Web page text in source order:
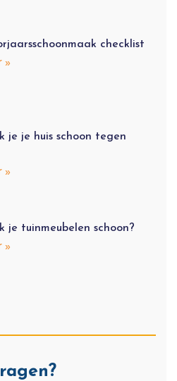
checklist
»
je je huis schoon tegen
»
je tuinmeubelen schoon?
»